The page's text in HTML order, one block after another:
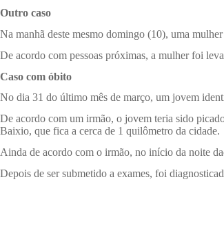
Outro caso
Na manhã deste mesmo domingo (10), uma
De acordo com pessoas próximas, a mulher foi
Caso com óbito
No dia 31 do último mês de março, um jovem
De acordo com um irmão, o jovem teria sido
Baixio, que fica a cerca de 1 quilômetro da cidade.
Ainda de acordo com o irmão, no início da noite
Depois de ser submetido a exames, foi